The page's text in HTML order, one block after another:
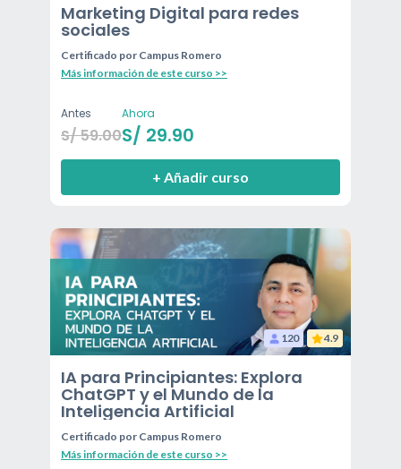
Marketing Digital para redes
sociales
Certificado por Campus Romero
Más información de este curso >>
Antes
S/59.00
Ahora
S/ 29.90
+ Añadir curso
120 4.9
IA para Principiantes: Explora
ChatGPT y el Mundo de la
Inteligencia Artificial
Certificado por Campus Romero
Más información de este curso >>